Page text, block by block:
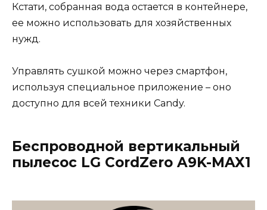
Кстати, собранная вода остается в контейнере,
ее можно использовать для хозяйственных
нужд.
Управлять сушкой можно через смартфон,
используя специальное приложение – оно
доступно для всей техники Candy.
Беспроводной вертикальный
пылесос LG CordZero A9K-MAX1